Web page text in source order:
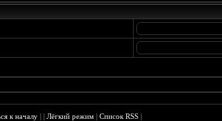
к началу ||Лёгкий режим |Список RSS |